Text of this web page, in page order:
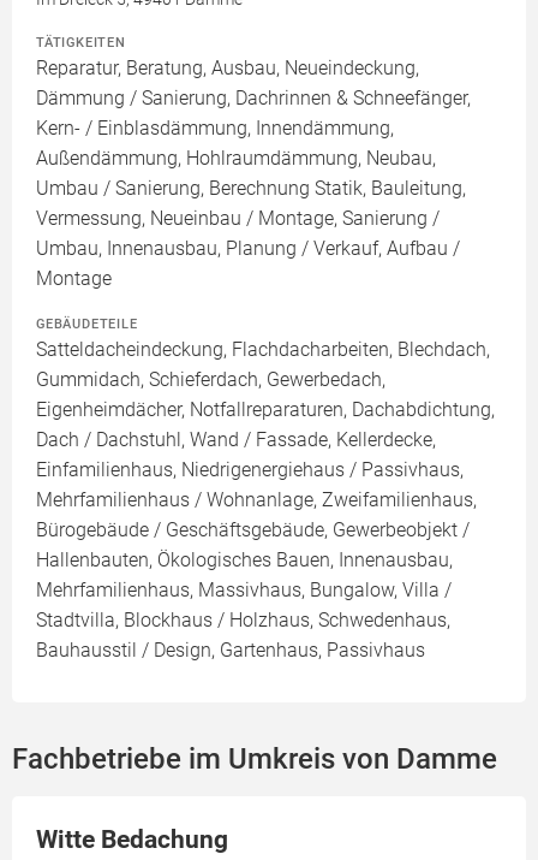
TÄTIGKEITEN
Reparatur, Beratung, Ausbau, Neueindeckung,
Dämmung / Sanierung, Dachrinnen & Schneefänger,
Kern- / Einblasdämmung, Innendämmung,
Außendämmung, Hohlraumdämmung, Neubau,
Umbau / Sanierung, Berechnung Statik, Bauleitung,
Vermessung, Neueinbau / Montage, Sanierung /
Umbau, Innenausbau, Planung / Verkauf, Aufbau /
Montage
GEBÄUDETEILE
Satteldacheindeckung, Flachdacharbeiten, Blechdach,
Gummidach, Schieferdach, Gewerbedach,
Eigenheimdächer, Notfallreparaturen, Dachabdichtung,
Dach / Dachstuhl, Wand / Fassade, Kellerdecke,
Einfamilienhaus, Niedrigenergiehaus / Passivhaus,
Mehrfamilienhaus / Wohnanlage, Zweifamilienhaus,
Bürogebäude / Geschäftsgebäude, Gewerbeobjekt /
Hallenbauten, Ökologisches Bauen, Innenausbau,
Mehrfamilienhaus, Massivhaus, Bungalow, Villa /
Stadtvilla, Blockhaus / Holzhaus, Schwedenhaus,
Bauhausstil / Design, Gartenhaus, Passivhaus
Fachbetriebe im Umkreis von Damme
Witte Bedachung